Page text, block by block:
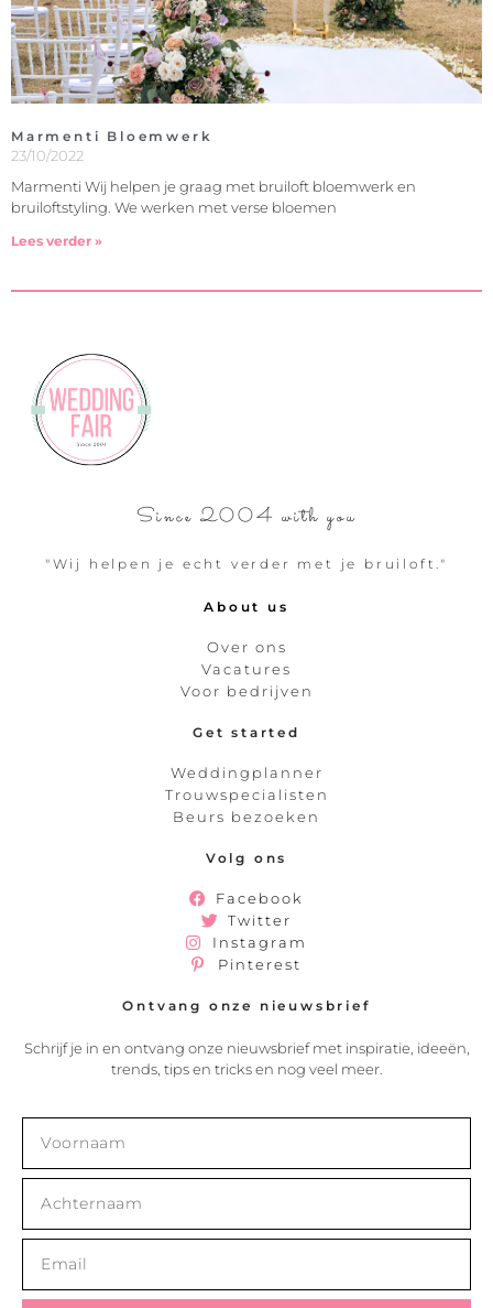
Marmenti Bloemwerk
23/10/2022
Marmenti Wij helpen je graag met bruiloft bloemwerk en
bruiloftstyling. We werken met verse bloemen
Lees verder »
Since 2004 with you
"Wij helpen je echt verder met je bruiloft."
About us
Over ons
Vacatures
Voor bedrijven
Get started
Weddingplanner
Trouwspecialisten
Beurs bezoeken
Volg ons
Facebook
Twitter
Instagram
Pinterest
Ontvang onze nieuwsbrief
Schrijf je in en ontvang onze nieuwsbrief met inspiratie, ideeën,
trends, tips en tricks en nog veel meer.